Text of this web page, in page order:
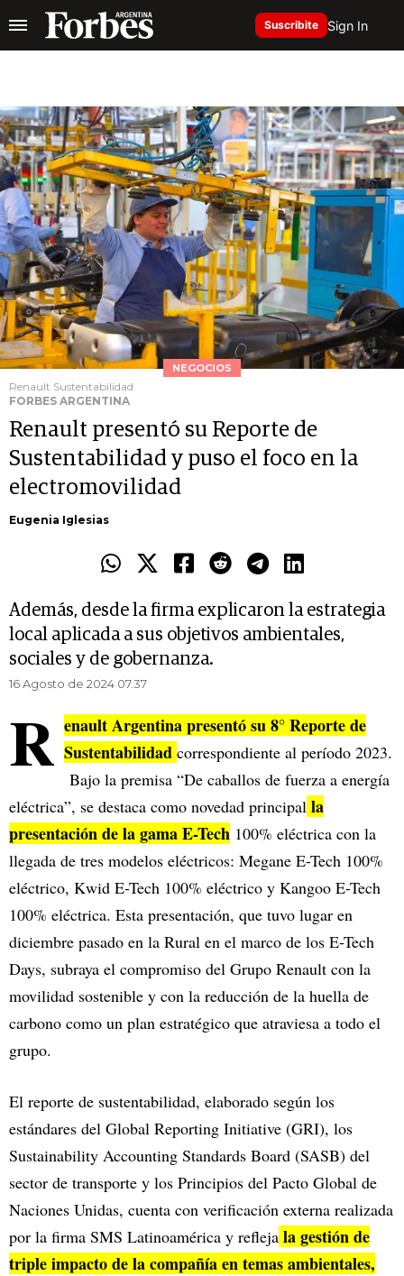
Suscribite Sign In
NEGOCIOS
Renault Sustentabilidad
FORBES ARGENTINA
Renault presentó su Reporte de
Sustentabilidad y puso el foco en la
electromovilidad
Eugenia Iglesias
Además, desde la firma explicaron la estrategia
local aplicada a sus objetivos ambientales,
sociales y de gobernanza.
16 Agosto de 2024 07.37
R enault Argentina presentó su 8° Reporte de
Sustentabilidad correspondiente al período 2023.
Bajo la premisa “De caballos de fuerza a energía
eléctrica”, se destaca como novedad principal la
presentación de la gama E-Tech 100% eléctrica con la
llegada de tres modelos eléctricos: Megane E-Tech 100%
eléctrico, Kwid E-Tech 100% eléctrico y Kangoo E-Tech
100% eléctrica. Esta presentación, que tuvo lugar en
diciembre pasado en la Rural en el marco de los E-Tech
Days, subraya el compromiso del Grupo Renault con la
movilidad sostenible y con la reducción de la huella de
carbono como un plan estratégico que atraviesa a todo el
grupo.
El reporte de sustentabilidad, elaborado según los
estándares del Global Reporting Initiative (GRI), los
Sustainability Accounting Standards Board (SASB) del
sector de transporte y los Principios del Pacto Global de
Naciones Unidas, cuenta con verificación externa realizada
por la firma SMS Latinoamérica y refleja la gestión de
triple impacto de la compañía en temas ambientales,